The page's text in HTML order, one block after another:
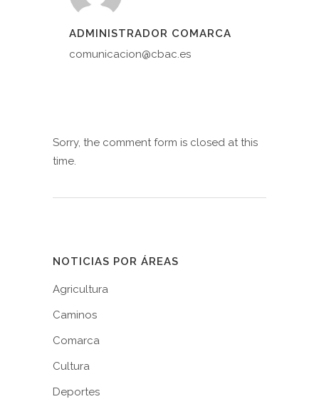
ADMINISTRADOR COMARCA
comunicacion@cbac.es
Sorry, the comment form is closed at this
time.
NOTICIAS POR ÁREAS
Agricultura
Caminos
Comarca
Cultura
Deportes